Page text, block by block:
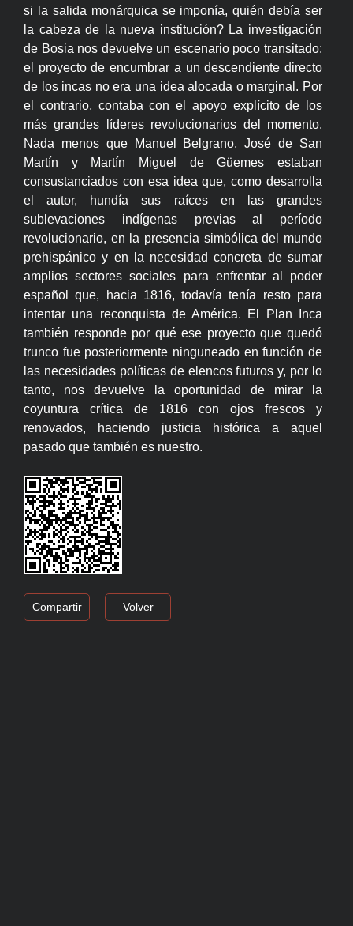
si la salida monárquica se imponía, quién debía ser
la cabeza de la nueva institución? La investigación
de Bosia nos devuelve un escenario poco transitado:
el proyecto de encumbrar a un descendiente directo
de los incas no era una idea alocada o marginal. Por
el contrario, contaba con el apoyo explícito de los
más grandes líderes revolucionarios del momento.
Nada menos que Manuel Belgrano, José de San
Martín y Martín Miguel de Güemes estaban
consustanciados con esa idea que, como desarrolla
el autor, hundía sus raíces en las grandes
sublevaciones indígenas previas al período
revolucionario, en la presencia simbólica del mundo
prehispánico y en la necesidad concreta de sumar
amplios sectores sociales para enfrentar al poder
español que, hacia 1816, todavía tenía resto para
intentar una reconquista de América. El Plan Inca
también responde por qué ese proyecto que quedó
trunco fue posteriormente ninguneado en función de
las necesidades políticas de elencos futuros y, por lo
tanto, nos devuelve la oportunidad de mirar la
coyuntura crítica de 1816 con ojos frescos y
renovados, haciendo justicia histórica a aquel
pasado que también es nuestro.
Compartir Volver